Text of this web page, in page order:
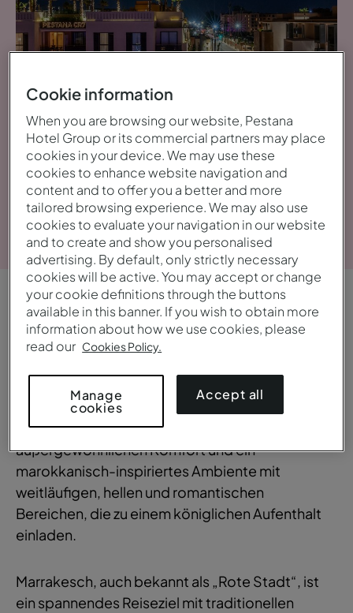
Galerie ansehen
ÜBERBLICK
Modern und stilvoll
Das Pestana CR7 Marrakesch befindet sich nur
einen kurzen Weg vom historischen
Stadtzentrum entfernt und bietet
außergewöhnlichen Komfort und ein
marokkanisch-inspiriertes Ambiente mit
weitläufigen, hellen und romantischen
Bereichen, die zu einem königlichen Aufenthalt
einladen.
Marrakesch, auch bekannt als „Rote Stadt“, ist
ein spannendes Reiseziel mit traditionellen
Cookie information
When you are browsing our website, Pestana
Hotel Group or its commercial partners may place
cookies in your device. We may use these
cookies to enhance website navigation and
content and to offer you a better and more
tailored browsing experience. We may also use
cookies to evaluate your navigation in our website
and to create and show you personalised
advertising. By default, only strictly necessary
cookies will be active. You may accept or change
your cookie definitions through the buttons
available in this banner. If you wish to obtain more
information about how we use cookies, please
read our Cookies Policy.
Manage
cookies
Accept all